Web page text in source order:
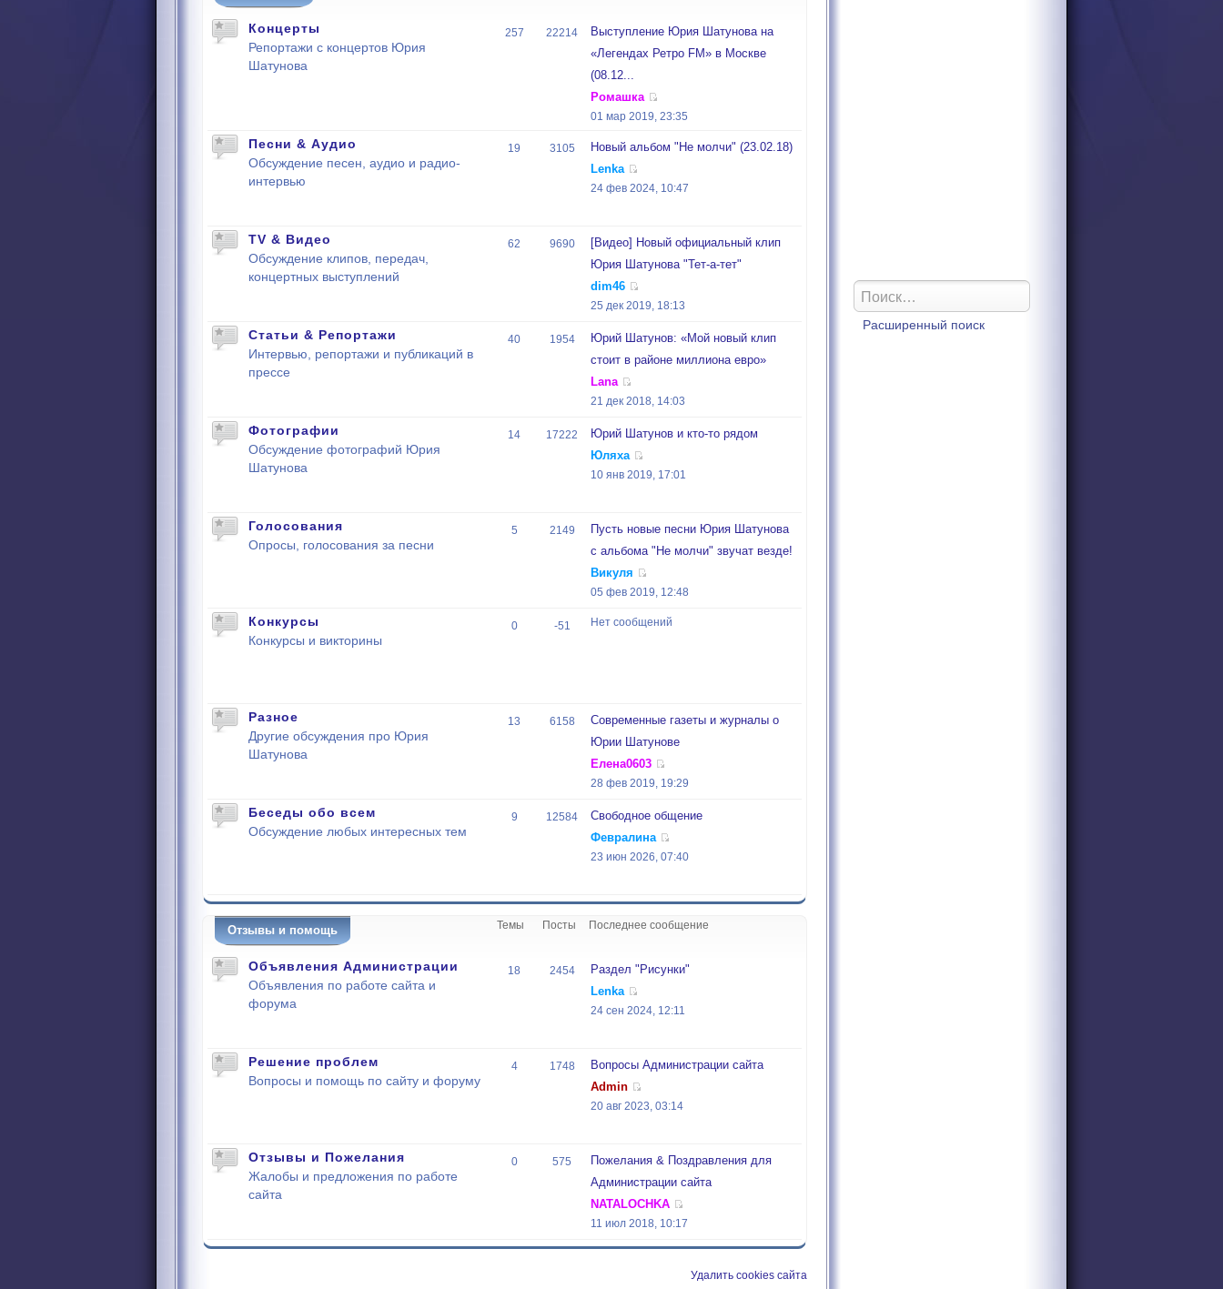
Концерты
Репортажи с концертов Юрия
Шатунова
257 22214
Выступление Юрия Шатунова на
«Легендах Ретро FM» в Москве
(08.12...
Ромашка
01 мар 2019, 23:35
Песни & Аудио
Обсуждение песен, аудио и радио-
интервью
19 3105
Новый альбом "Не молчи" (23.02.18)
Lenka
24 фев 2024, 10:47
TV & Видео
Обсуждение клипов, передач,
концертных выступлений
62 9690
[Видео] Новый официальный клип
Юрия Шатунова "Тет-а-тет"
dim46
25 дек 2019, 18:13
Статьи & Репортажи
Интервью, репортажи и публикаций в
прессе
40 1954
Юрий Шатунов: «Мой новый клип
стоит в районе миллиона евро»
Lana
21 дек 2018, 14:03
Фотографии
Обсуждение фотографий Юрия
Шатунова
14 17222
Юрий Шатунов и кто-то рядом
Юляха
10 янв 2019, 17:01
Голосования
Опросы, голосования за песни
5 2149
Пусть новые песни Юрия Шатунова
с альбома "Не молчи" звучат везде!
Викуля
05 фев 2019, 12:48
Конкурсы
Конкурсы и викторины
0 -51 Нет сообщений
Разное
Другие обсуждения про Юрия
Шатунова
13 6158
Современные газеты и журналы о
Юрии Шатунове
Елена0603
28 фев 2019, 19:29
Беседы обо всем
Обсуждение любых интересных тем
9 12584
Свободное общение
Февралина
23 июн 2026, 07:40
Отзывы и помощь Темы Посты Последнее сообщение
Объявления Администрации
Объявления по работе сайта и
форума
18 2454
Раздел "Рисунки"
Lenka
24 сен 2024, 12:11
Решение проблем
Вопросы и помощь по сайту и форуму
4 1748
Вопросы Администрации сайта
Admin
20 авг 2023, 03:14
Отзывы и Пожелания
Жалобы и предложения по работе
сайта
0 575
Пожелания & Поздравления для
Администрации сайта
NATALOCHKA
11 июл 2018, 10:17
Удалить cookies сайта
Расширенный поиск